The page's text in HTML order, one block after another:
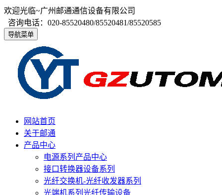
欢迎光临~广州邮通通信设备有限公司
咨询电话：020-85520480/85520481/85520585
导航菜单
网站首页
关于邮通
产品中心
电源系列产品中心
接口转换器设备系列
光纤交换机-光纤收发器系列
光端机系列光纤传输设备